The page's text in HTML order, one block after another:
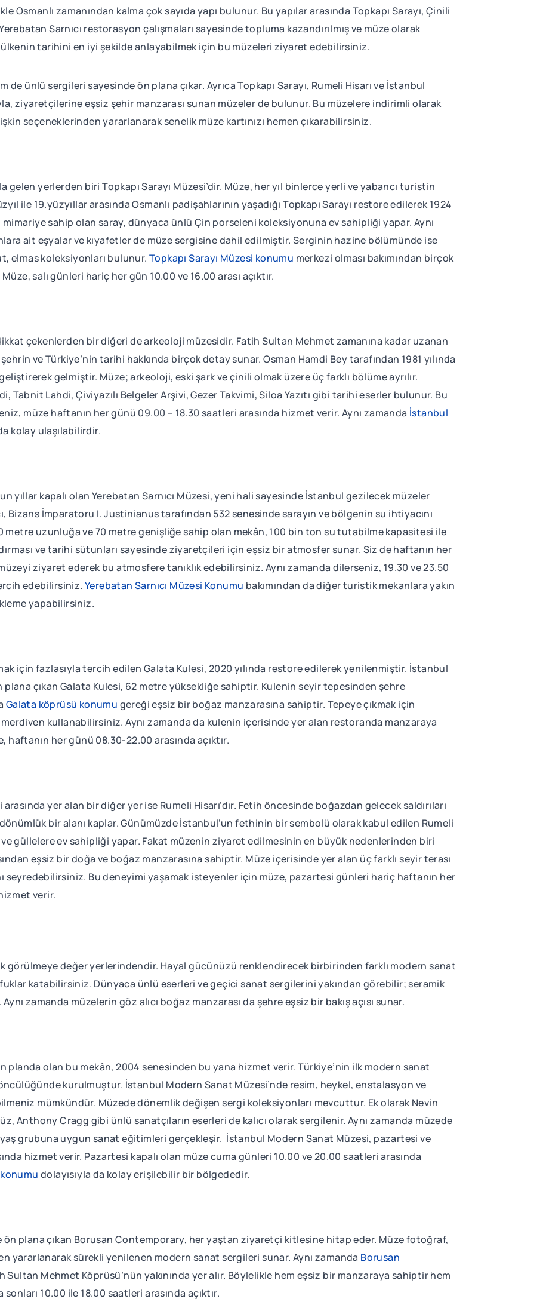
Osmanlı zamanından kalma çok sayıda yapı bulunur. Bu yapılar arasında Topkapı Sarayı, Çinili
Sarnıcı restorasyon çalışmaları sayesinde topluma kazandırılmış ve müze olarak
ülkenin tarihini en iyi şekilde anlayabilmek için bu müzeleri ziyaret edebilirsiniz.
de ünlü sergileri sayesinde ön plana çıkar. Ayrıca Topkapı Sarayı, Rumeli Hisarı ve İstanbul
ziyaretçilerine eşsiz şehir manzarası sunan müzeler de bulunur. Bu müzelere indirimli olarak
seçeneklerinden yararlanarak senelik müze kartınızı hemen çıkarabilirsiniz.
yerlerden biri Topkapı Sarayı Müzesi’dir. Müze, her yıl binlerce yerli ve yabancı turistin
ile 19.yüzyıllar arasında Osmanlı padişahlarının yaşadığı Topkapı Sarayı restore edilerek 1924
mimariye sahip olan saray, dünyaca ünlü Çin porseleni koleksiyonuna ev sahipliği yapar. Aynı
ait eşyalar ve kıyafetler de müze sergisine dahil edilmiştir. Serginin hazine bölümünde ise
elmas koleksiyonları bulunur. Topkapı Sarayı Müzesi konumu merkezi olması bakımından birçok
salı günleri hariç her gün 10.00 ve 16.00 arası açıktır.
çekenlerden bir diğeri de arkeoloji müzesidir. Fatih Sultan Mehmet zamanına kadar uzanan
ve Türkiye’nin tarihi hakkında birçok detay sunar. Osman Hamdi Bey tarafından 1981 yılında
gelmiştir. Müze; arkeoloji, eski şark ve çinili olmak üzere üç farklı bölüme ayrılır.
Tabnit Lahdi, Çiviyazılı Belgeler Arşivi, Gezer Takvimi, Siloa Yazıtı gibi tarihi eserler bulunur. Bu
müze haftanın her günü 09.00 – 18.30 saatleri arasında hizmet verir. Aynı zamanda İstanbul
kolay ulaşılabilirdir.
yıllar kapalı olan Yerebatan Sarnıcı Müzesi, yeni hali sayesinde İstanbul gezilecek müzeler
Bizans İmparatoru I. Justinianus tarafından 532 senesinde sarayın ve bölgenin su ihtiyacını
metre uzunluğa ve 70 metre genişliğe sahip olan mekân, 100 bin ton su tutabilme kapasitesi ile
ve tarihi sütunları sayesinde ziyaretçileri için eşsiz bir atmosfer sunar. Siz de haftanın her
ziyaret ederek bu atmosfere tanıklık edebilirsiniz. Aynı zamanda dilerseniz, 19.30 ve 23.50
edebilirsiniz. Yerebatan Sarnıcı Müzesi Konumu bakımından da diğer turistik mekanlara yakın
yapabilirsiniz.
için fazlasıyla tercih edilen Galata Kulesi, 2020 yılında restore edilerek yenilenmiştir. İstanbul
plana çıkan Galata Kulesi, 62 metre yüksekliğe sahiptir. Kulenin seyir tepesinden şehre
Galata köprüsü konumu gereği eşsiz bir boğaz manzarasına sahiptir. Tepeye çıkmak için
kullanabilirsiniz. Aynı zamanda da kulenin içerisinde yer alan restoranda manzaraya
her günü 08.30-22.00 arasında açıktır.
yer alan bir diğer yer ise Rumeli Hisarı’dır. Fetih öncesinde boğazdan gelecek saldırıları
bir alanı kaplar. Günümüzde İstanbul’un fethinin bir sembolü olarak kabul edilen Rumeli
ve güllelere ev sahipliği yapar. Fakat müzenin ziyaret edilmesinin en büyük nedenlerinden biri
eşsiz bir doğa ve boğaz manzarasına sahiptir. Müze içerisinde yer alan üç farklı seyir terası
seyredebilirsiniz. Bu deneyimi yaşamak isteyenler için müze, pazartesi günleri hariç haftanın her
verir.
görülmeye değer yerlerindendir. Hayal gücünüzü renklendirecek birbirinden farklı modern sanat
katabilirsiniz. Dünyaca ünlü eserleri ve geçici sanat sergilerini yakından görebilir; seramik
zamanda müzelerin göz alıcı boğaz manzarası da şehre eşsiz bir bakış açısı sunar.
planda olan bu mekân, 2004 senesinden bu yana hizmet verir. Türkiye’nin ilk modern sanat
kurulmuştur. İstanbul Modern Sanat Müzesi’nde resim, heykel, enstalasyon ve
mümkündür. Müzede dönemlik değişen sergi koleksiyonları mevcuttur. Ek olarak Nevin
Anthony Cragg gibi ünlü sanatçıların eserleri de kalıcı olarak sergilenir. Aynı zamanda müzede
yaş grubuna uygun sanat eğitimleri gerçekleşir. İstanbul Modern Sanat Müzesi, pazartesi ve
hizmet verir. Pazartesi kapalı olan müze cuma günleri 10.00 ve 20.00 saatleri arasında
dolayısıyla da kolay erişilebilir bir bölgededir.
ön plana çıkan Borusan Contemporary, her yaştan ziyaretçi kitlesine hitap eder. Müze fotoğraf,
yararlanarak sürekli yenilenen modern sanat sergileri sunar. Aynı zamanda Borusan
Sultan Mehmet Köprüsü’nün yakınında yer alır. Böylelikle hem eşsiz bir manzaraya sahiptir hem
10.00 ile 18.00 saatleri arasında açıktır.